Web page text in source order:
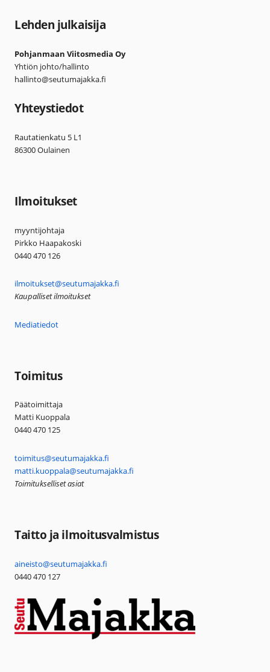
Lehden julkaisija
Pohjanmaan Viitosmedia Oy
Yhtiön johto/hallinto
hallinto@seutumajakka.fi
Yhteystiedot
Rautatienkatu 5 L1
86300 Oulainen
Ilmoitukset
myyntijohtaja
Pirkko Haapakoski
0440 470 126
ilmoitukset@seutumajakka.fi
Kaupalliset ilmoitukset
Mediatiedot
Toimitus
Päätoimittaja
Matti Kuoppala
0440 470 125
toimitus@seutumajakka.fi
matti.kuoppala@seutumajakka.fi
Toimitukselliset asiat
Taitto ja ilmoitusvalmistus
aineisto@seutumajakka.fi
0440 470 127